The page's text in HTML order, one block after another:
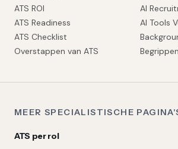
ATS ROI
ATS Readiness
ATS Checklist
Overstappen van ATS
AI
AI Tools
MEER SPECIALISTISCHE
ATS per rol